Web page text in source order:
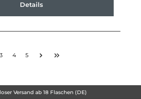
Details
3 4 5
Versand ab 18 Flaschen (DE)